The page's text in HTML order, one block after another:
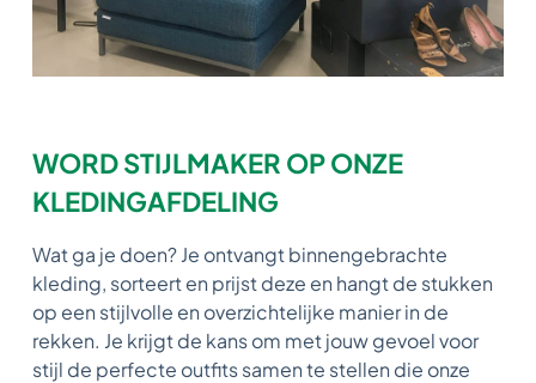
WORD STIJLMAKER OP ONZE
KLEDINGAFDELING
Wat ga je doen? Je ontvangt binnengebrachte
kleding, sorteert en prijst deze en hangt de stukken
op een stijlvolle en overzichtelijke manier in de
rekken. Je krijgt de kans om met jouw gevoel voor
stijl de perfecte outfits samen te stellen die onze